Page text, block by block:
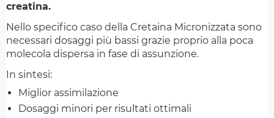
creatina.
Nello specifico caso della Cretaina Micronizzata sono
necessari dosaggi più bassi grazie proprio alla poca
molecola dispersa in fase di assunzione.
In sintesi:
Miglior assimilazione
Dosaggi minori per risultati ottimali